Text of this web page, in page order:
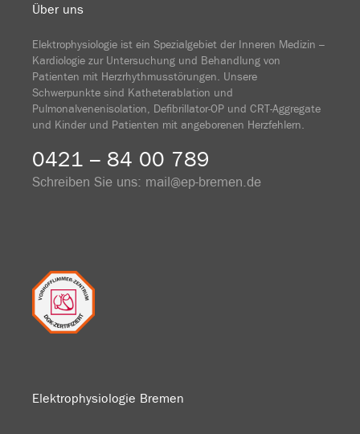
Über uns
Elektrophysiologie ist ein Spezialgebiet der Inneren Medizin –
Kardiologie zur Untersuchung und Behandlung von
Patienten mit Herzrhythmusstörungen. Unsere
Schwerpunkte sind Katheterablation und
Pulmonalvenenisolation, Defibrillator-OP und CRT-Aggregate
und Kinder und Patienten mit angeborenen Herzfehlern.
0421 – 84 00 789
Schreiben Sie uns: mail@ep-bremen.de
Elektrophysiologie Bremen